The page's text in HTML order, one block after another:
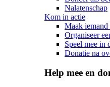
Nalatenschap
Kom in actie
Maak iemand
Organiseer
Speel mee in
Donatie na
Help mee en